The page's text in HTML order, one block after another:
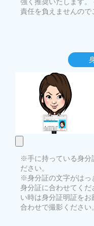
責任を負えませんので
※手に持っている身分
ださい。
※身分証の文字がはっ
身分証に合わせてくだ
い時は身分証明証を
合わせで撮影ください。